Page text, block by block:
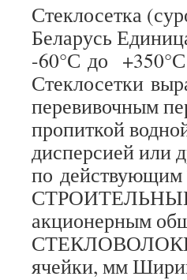
Стеклосетка
Беларусь
-60°С до
Стеклосетки
перевивочным
пропиткой
дисперсией или
по
акционерным
ячейки, мм